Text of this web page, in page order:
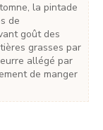
la pintade
de
goût des
grasses par
allégé par
de manger